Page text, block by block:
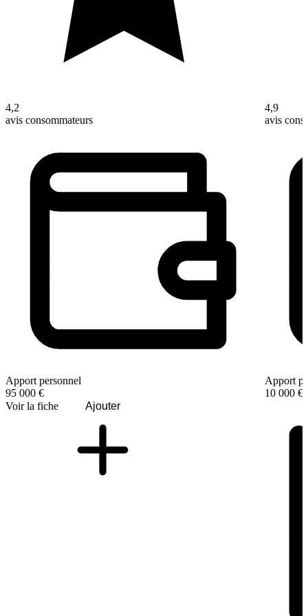
4,2
avis consommateurs
Apport personnel
95 000 €
Voir la fiche
Ajouter
4,9
avis
Apport
10 000 €